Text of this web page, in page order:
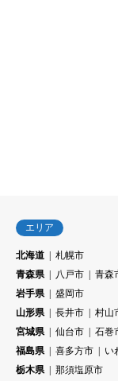
エリア
北海道
札幌市
青森県
八戸市
青森
岩手県
盛岡市
山形県
長井市
村山
宮城県
仙台市
石巻
福島県
喜多方市
い
栃木県
那須塩原市